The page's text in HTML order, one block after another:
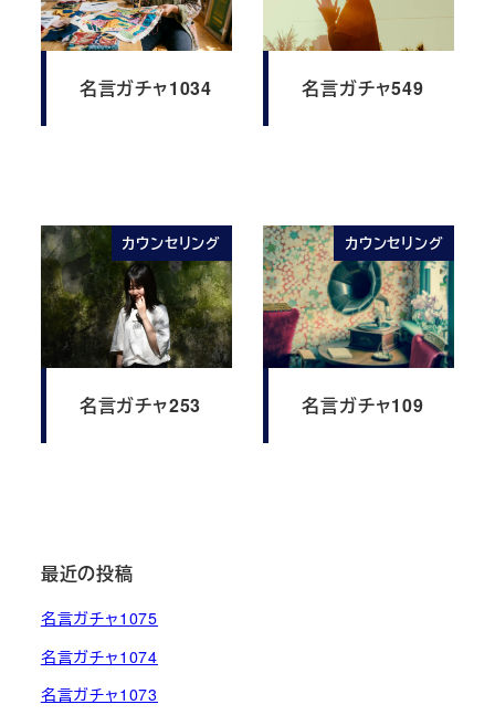
名言ガチャ1034 名言ガチャ549
カウンセリング
名言ガチャ253
カウンセリング
名言ガチャ109
最近の投稿
名言ガチャ1075
名言ガチャ1074
名言ガチャ1073